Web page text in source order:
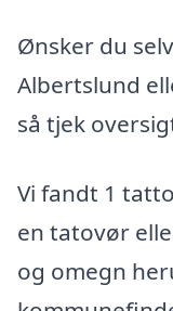
Ønsker du
Albertslund
så tjek
Vi fandt 1
en tatovør
og omegn